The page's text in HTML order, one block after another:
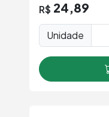
R$ 24,89
Unidade